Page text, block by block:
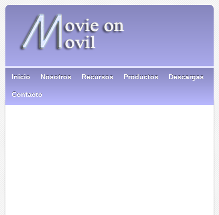
Inicio Nosotros Recursos Productos Descargas
Contacto